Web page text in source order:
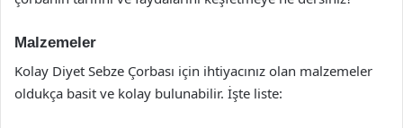
Malzemeler
Kolay Diyet Sebze Çorbası için ihtiyacınız olan malzemeler
oldukça basit ve kolay bulunabilir. İşte liste: